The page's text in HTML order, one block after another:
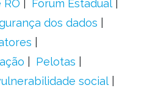
RO
Fórum Estadual
dos dados
Pelotas
social